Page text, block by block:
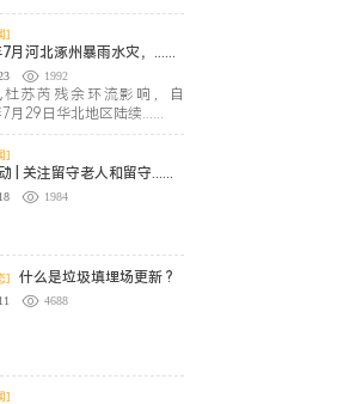
]
月河北涿州暴雨水灾，......
1992
杜苏芮残余环流影响，自
月29日华北地区陆续......
]
| 关注留守老人和留守......
1984
] 什么是垃圾填埋场更新 ?
4688
]